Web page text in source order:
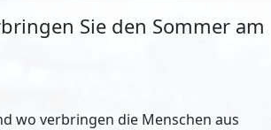
Sie den Sommer am
wo verbringen die Menschen aus